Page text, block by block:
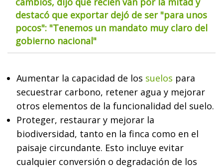
destacó que exportar dejó de ser "para unos
pocos": "Tenemos un mandato muy claro del
gobierno nacional"
Aumentar la capacidad de los suelos para
secuestrar carbono, retener agua y mejorar
otros elementos de la funcionalidad del suelo.
Proteger, restaurar y mejorar la
biodiversidad, tanto en la finca como en el
paisaje circundante. Esto incluye evitar
cualquier conversión o degradación de los